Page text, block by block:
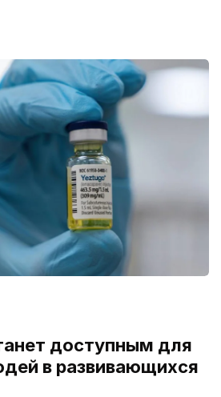
доступным для
в развивающихся